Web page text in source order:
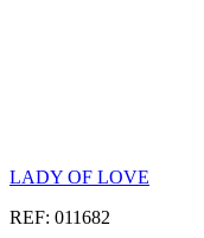
LADY OF LOVE
REF: 011682